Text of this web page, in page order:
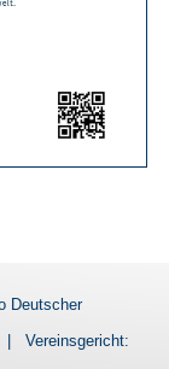
Deutscher
|
Vereinsgericht: